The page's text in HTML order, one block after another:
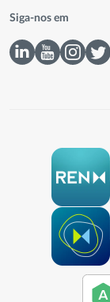
Siga-nos em